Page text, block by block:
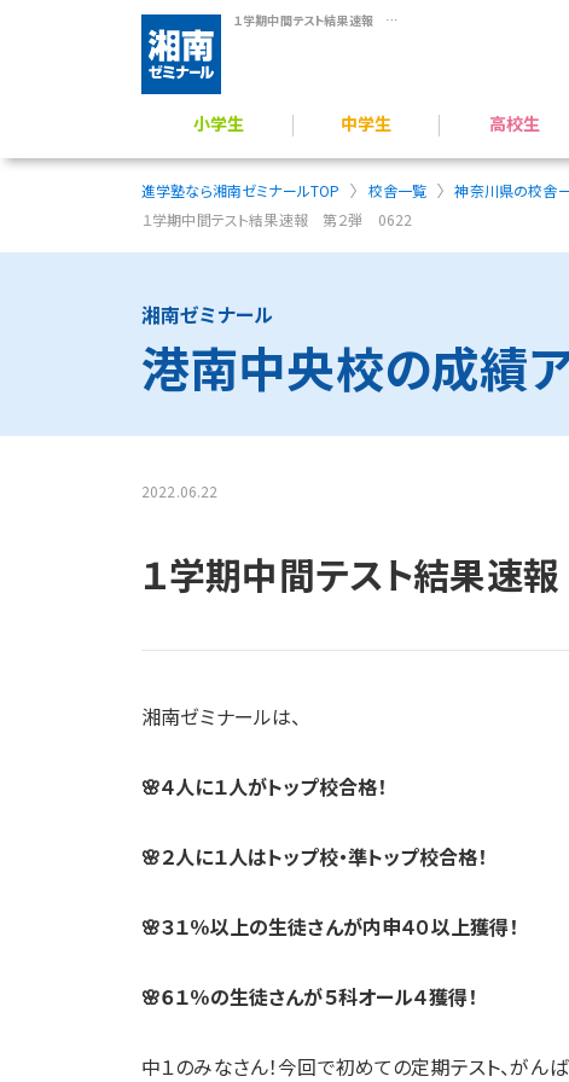
１学期中間テスト結果速報 第２弾 0622
小学生 中学生 高校生
進学塾なら湘南ゼミナールTOP 校舎一覧 神奈川県の校舎
１学期中間テスト結果速報 第２弾 0622
湘南ゼミナール
港南中央校の成績
2022.06.22
１学期中間テスト結果
湘南ゼミナールは、
🌸４人に１人がトップ校合格！
🌸２人に１人はトップ校・準トップ校合格！
🌸３１％以上の生徒さんが内申４０以上獲得！
🌸６１％の生徒さんが５科オール４獲得！
中１のみなさん！今回で初めての定期テスト、がんば